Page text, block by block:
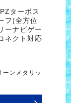
PZターボス
フ(全方位
ーナビゲー
ネクト対応
ンメタリッ